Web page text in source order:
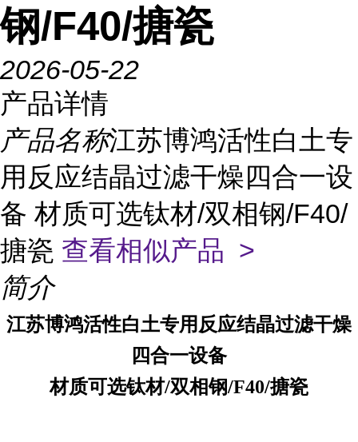
钢/F40/搪瓷
2026-05-22
产品详情
产品名称江苏博鸿活性白土专
用反应结晶过滤干燥四合一设
备 材质可选钛材/双相钢/F40/
搪瓷 查看相似产品 >
简介
江苏博鸿活性白土专用反应结晶过滤干燥
四合一设备
材质可选钛材/双相钢/F40/搪瓷